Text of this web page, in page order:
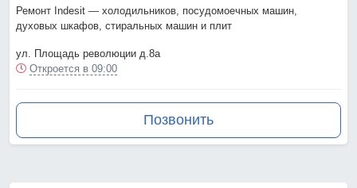
Ремонт Indesit — холодильников, посудомоечных машин,
духовых шкафов, стиральных машин и плит
ул. Площадь революции д.8а
Откроется в 09:00
Позвонить